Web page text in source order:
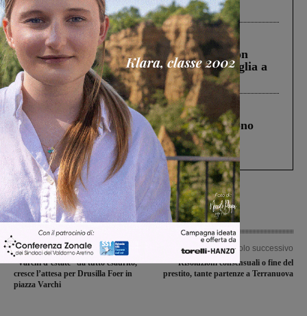
ringraziamento al Governo”
Cronaca 3 Agosto 2026
Scomparso da una struttura di Castiglion
Fiorentino l’uomo che aveva ucciso la figlia a
Levane nel 2020
Cronaca 4 Agosto 2026
Un anno fa la strage in A1 in cui morirono
Gianni, Giulia e Franco. Lo schianto, il
processo, lo stop ai sorpassi fra tir....
Articolo precedente
“Varchi d’estate” da tutto esaurito,
cresce l’attesa per Drusilla Foer in
piazza Varchi
Articolo successivo
Risoluzioni consensuali o fine del
prestito, tante partenze a Terranuova